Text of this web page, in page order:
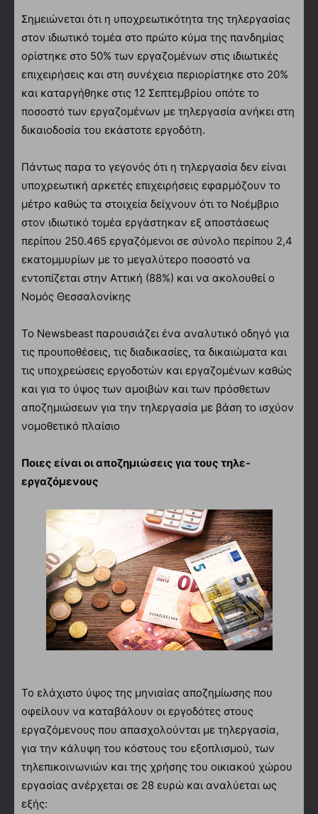
Σημειώνεται ότι η υποχρεωτικότητα της τηλεργασίας
στον ιδιωτικό τομέα στο πρώτο κύμα της πανδημίας
ορίστηκε στο 50% των εργαζομένων στις ιδιωτικές
επιχειρήσεις και στη συνέχεια περιορίστηκε στο 20%
και καταργήθηκε στις 12 Σεπτεμβρίου οπότε το
ποσοστό των εργαζομένων με τηλεργασία ανήκει στη
δικαιοδοσία του εκάστοτε εργοδότη.
Πάντως παρα το γεγονός ότι η τηλεργασία δεν είναι
υποχρεωτική αρκετές επιχειρήσεις εφαρμόζουν το
μέτρο καθώς τα στοιχεία δείχνουν ότι το Νοέμβριο
στον ιδιωτικό τομέα εργάστηκαν εξ αποστάσεως
περίπου 250.465 εργαζόμενοι σε σύνολο περίπου 2,4
εκατομμυρίων με το μεγαλύτερο ποσοστό να
εντοπίζεται στην Αττική (88%) και να ακολουθεί ο
Νομός Θεσσαλονίκης
Το Newsbeast παρουσιάζει ένα αναλυτικό οδηγό για
τις προυποθέσεις, τις διαδικασίες, τα δικαιώματα και
τις υποχρεώσεις εργοδοτών και εργαζομένων καθώς
και για το ύψος των αμοιβών και των πρόσθετων
αποζημιώσεων για την τηλεργασία με βάση το ισχύον
νομοθετικό πλαίσιο
Ποιες είναι οι αποζημιώσεις για τους τηλε-
εργαζόμενους
Το ελάχιστο ύψος της μηνιαίας αποζημίωσης που
οφείλουν να καταβάλουν οι εργοδότες στους
εργαζόμενους που απασχολούνται με τηλεργασία,
για την κάλυψη του κόστους του εξοπλισμού, των
τηλεπικοινωνιών και της χρήσης του οικιακού χώρου
εργασίας ανέρχεται σε 28 ευρώ και αναλύεται ως
εξής: